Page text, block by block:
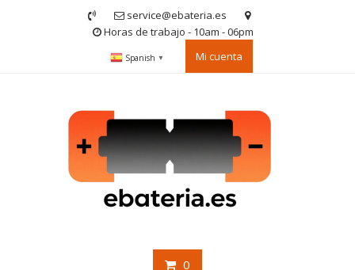
service@ebateria.es
Horas de trabajo - 10am - 06pm
Spanish ▼ Mi cuenta
0